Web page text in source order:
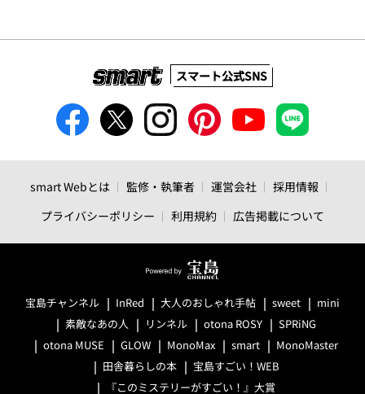
スマート公式SNS
smart Webとは 監修・執筆者 運営会社
採用情報
プライバシーポリシー
利用規約 広告掲載について
宝島チャンネル InRed 大人のおしゃれ手帖 sweet
mini
素敵なあの人
リンネル otona ROSY
SPRiNG
otona MUSE
GLOW MonoMax smart
MonoMaster
田舎暮らしの本
宝島すごい！WEB
『このミステリーがすごい！』大賞